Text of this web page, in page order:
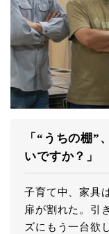
「“うちの棚”
いですか？」
子育て中、家具
扉が割れた。引
ズにもう一台